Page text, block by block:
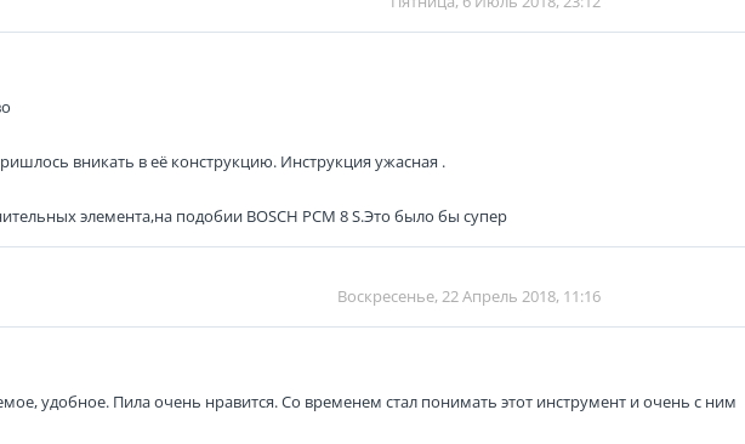
вникать в её конструкцию. Инструкция ужасная .
элемента,на подобии BOSCH PCM 8 S.Это было бы супер
Воскресенье, 22 Апрель 2018, 11:16
удобное. Пила очень нравится. Со временем стал понимать этот инструмент и очень с ним